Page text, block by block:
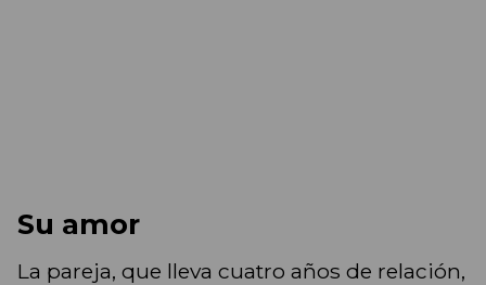
Su amor
La pareja, que lleva cuatro años de relación,